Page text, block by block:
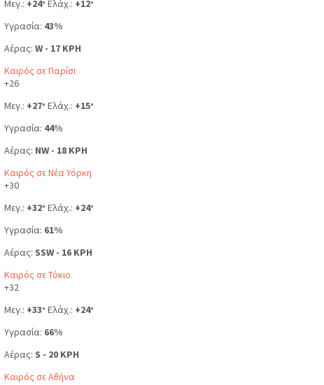
Μεγ.: +24° Ελάχ.: +12°
Υγρασία: 43%
Αέρας: W - 17 KPH
Καιρός σε Παρίσι
+26
Μεγ.: +27° Ελάχ.: +15°
Υγρασία: 44%
Αέρας: NW - 18 KPH
Καιρός σε Νέα Υόρκη
+30
Μεγ.: +32° Ελάχ.: +24°
Υγρασία: 61%
Αέρας: SSW - 16 KPH
Καιρός σε Τόκιο
+32
Μεγ.: +33° Ελάχ.: +24°
Υγρασία: 66%
Αέρας: S - 20 KPH
Καιρός σε Αθήνα